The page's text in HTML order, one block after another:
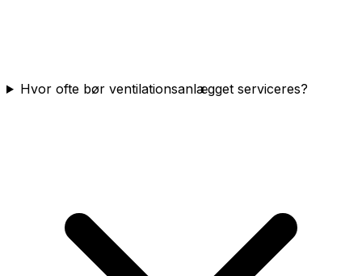
Hvor ofte bør ventilationsanlægget serviceres?